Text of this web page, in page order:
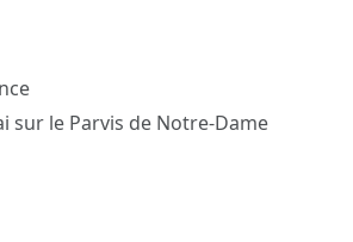
sur le Parvis de Notre-Dame